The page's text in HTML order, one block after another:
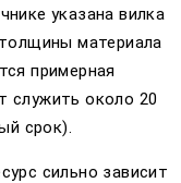
указана вилка
материала
примерная
служить около 20
срок).
сильно зависит